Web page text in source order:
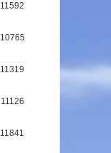
11592
10765
11319
11126
11841